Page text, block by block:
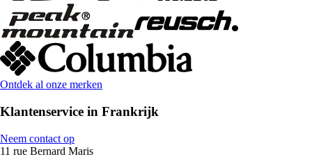
Ontdek al onze merken
Klantenservice in Frankrijk
Neem contact op
11 rue Bernard Maris